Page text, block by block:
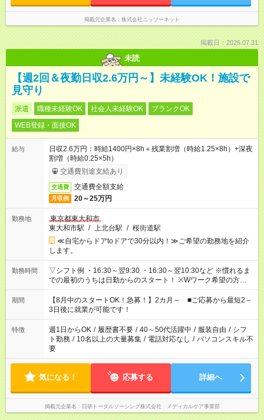
掲載元企業名 株式会社ニッソーネット
掲載日：2026.07.31
未読
【週2回＆夜勤日収2.6万円～】未経験OK！施設で
見守り
派遣 職種未経験OK 社会人未経験OK
ブランクOK
WEB登録・面接OK
給与
日収2.6万円：時給1400円×8h＋残業割増（時給1.25×8h）+深夜
割増（時給0.25×5h）
交通費別途支給あり
交通費 交通費全額支給
月収例 20～25万円
勤務地
東京都東大和市
東大和市駅 / 上北台駅 / 桜街道駅
≪自宅からドアtoドアで30分以内！≫ご希望の勤務地を紹介
します。
勤務時間
▽シフト例 ・16:30～翌9:30 ・16:30～翌10:30など ※慣れるま
での最初のうちは日勤からのスタート！ ※Wワーク希望の方へ
今ご覧のお仕事で希望する勤務時間と、もう1つのお仕事の勤務
時間。 合計で週40時間を超える場合は応募できません。
期間
【8月中のスタートOK！急募！】2カ月～ ■ご応募から最短2～
3日後に就業が可能です！
特徴 週1日からOK / 履歴書不要 / 40～50代活躍中 / 服装自由 / シフ
ト勤務 / 10名以上の大量募集 / 電話対応なし / パソコンスキル不
要
気になる！ 応募する 詳細へ
掲載元企業名 日研トータルソーシング株式会社 メディカルケア事業部